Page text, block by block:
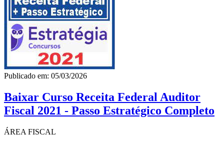
Publicado em: 05/03/2026
Baixar Curso Receita Federal Auditor
Fiscal 2021 - Passo Estratégico Completo
ÁREA FISCAL